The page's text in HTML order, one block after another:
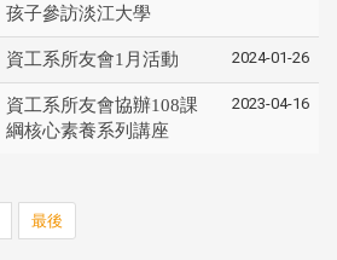
孩子參訪淡江大學
資工系所友會1月活動 2024-01-26
資工系所友會協辦108課
綱核心素養系列講座
2023-04-16
最後